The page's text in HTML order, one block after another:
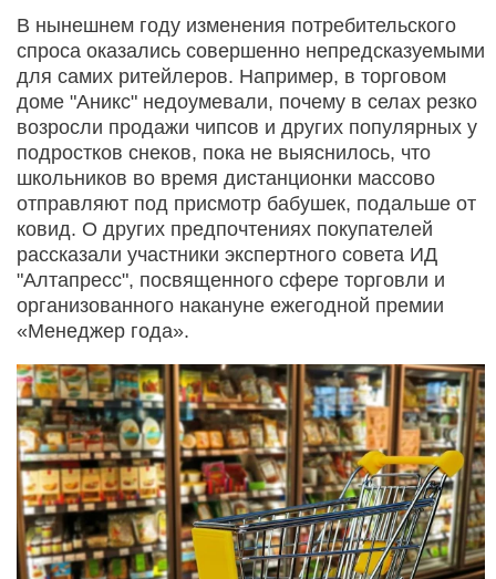
В нынешнем году изменения потребительского
спроса оказались совершенно непредсказуемыми
для самих ритейлеров. Например, в торговом
доме "Аникс" недоумевали, почему в селах резко
возросли продажи чипсов и других популярных у
подростков снеков, пока не выяснилось, что
школьников во время дистанционки массово
отправляют под присмотр бабушек, подальше от
ковид. О других предпочтениях покупателей
рассказали участники экспертного совета ИД
"Алтапресс", посвященного сфере торговли и
организованного накануне ежегодной премии
«Менеджер года».